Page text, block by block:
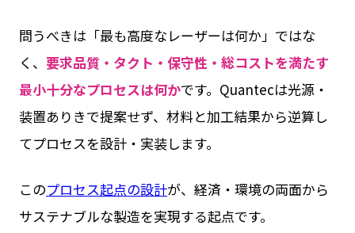
問うべきは「最も高度なレーザーは何か」ではな
く、 要求品質・タクト・保守性・総コストを満たす
最小十分なプロセスは何かです。Quantecは光源・
装置ありきで提案せず、材料と加工結果から逆算し
てプロセスを設計・実装します。
このプロセス起点の設計が、経済・環境の両面から
サステナブルな製造を実現する起点です。